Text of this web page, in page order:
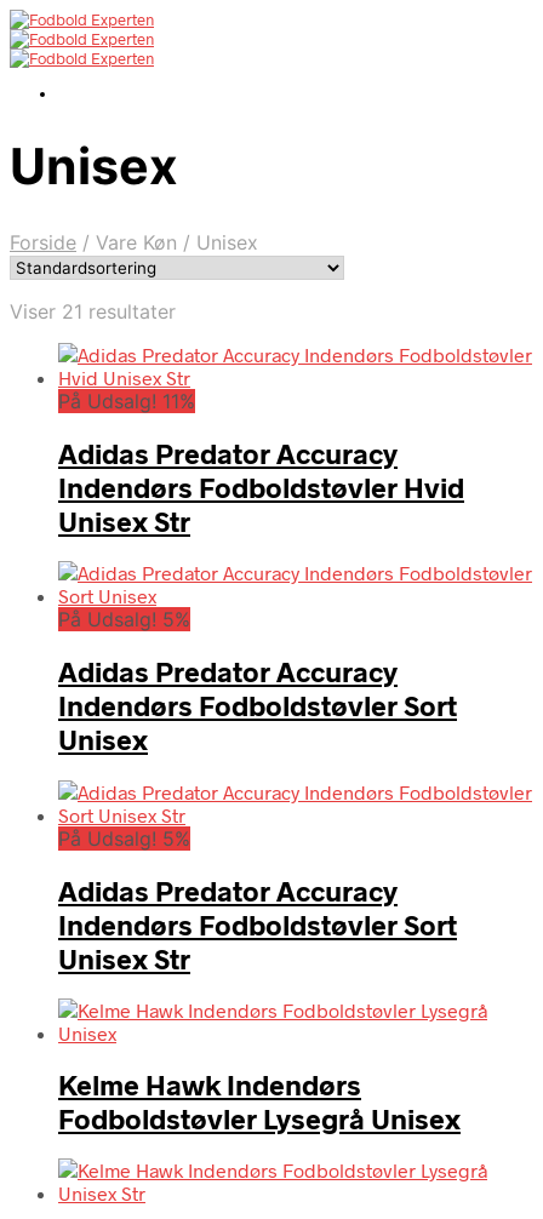
Unisex
Forside / Vare Køn / Unisex
Viser 21 resultater
På Udsalg! 11%
Adidas Predator Accuracy
Indendørs Fodboldstøvler Hvid
Unisex Str
På Udsalg! 5%
Adidas Predator Accuracy
Indendørs Fodboldstøvler Sort
Unisex
På Udsalg! 5%
Adidas Predator Accuracy
Indendørs Fodboldstøvler Sort
Unisex Str
Kelme Hawk Indendørs
Fodboldstøvler Lysegrå Unisex